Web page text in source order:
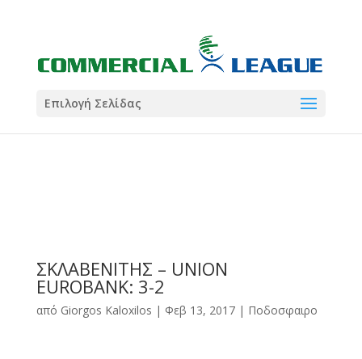
Coral
Σωματείο ΣΟΛ
Coral
5
Επιλογή Σελίδας
ΣΚΛΑΒΕΝΙΤΗΣ – UNION
EUROBANK: 3-2
από Giorgos Kaloxilos | Φεβ 13, 2017| Ποδοσφαιρο